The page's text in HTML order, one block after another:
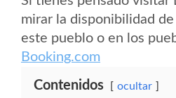
mirar la disponibilidad
este pueblo o en los
Booking.com
Contenidos ocultar